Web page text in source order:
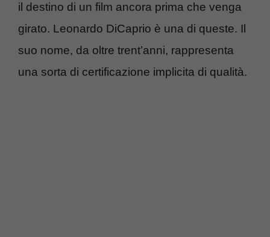
il destino di un film ancora prima che venga
girato. Leonardo DiCaprio è una di queste. Il
suo nome, da oltre trent’anni, rappresenta
una sorta di certificazione implicita di qualità.